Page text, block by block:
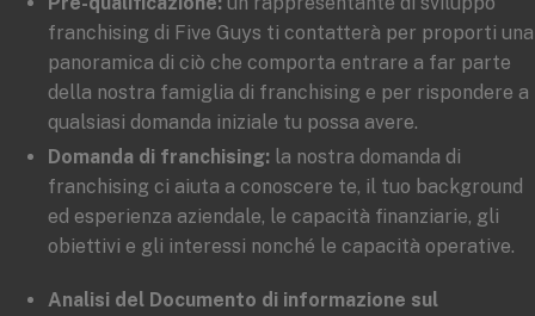
franchising di Five Guys ti contatterà per proporti una
panoramica di ciò che comporta entrare a far parte
della nostra famiglia di franchising e per rispondere a
qualsiasi domanda iniziale tu possa avere.
Domanda di franchising: la nostra domanda di
franchising ci aiuta a conoscere te, il tuo background
ed esperienza aziendale, le capacità finanziarie, gli
obiettivi e gli interessi nonché le capacità operative.
Analisi del Documento di informazione sul